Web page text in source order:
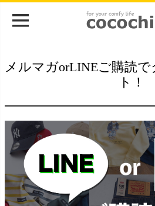
メルマガorLINEご購読
ト！